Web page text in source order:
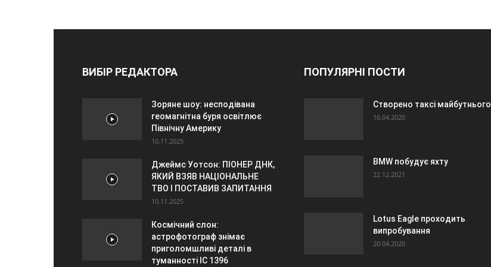
ВИБІР РЕДАКТОРА
Зоряне шоу: несподівана
геомагнітна буря освітлює
Північну Америку
10.11.2025
Джеймс Уотсон: ПІОНЕР ДНК,
ЯКИЙ ВЗЯВ НАЦІОНАЛЬНЕ
ТВО І ПОСТАВИВ ЗАПИТАННЯ
10.11.2025
Космічний слон:
астрофотограф знімає
приголомшливі деталі в
туманності IC 1396
ПОПУЛЯРНІ ПОСТИ
Створено таксі майбутнього
16.04.2020
BMW побудує яхту
22.12.2021
Lotus Eagle проходить
випробування
20.04.2020